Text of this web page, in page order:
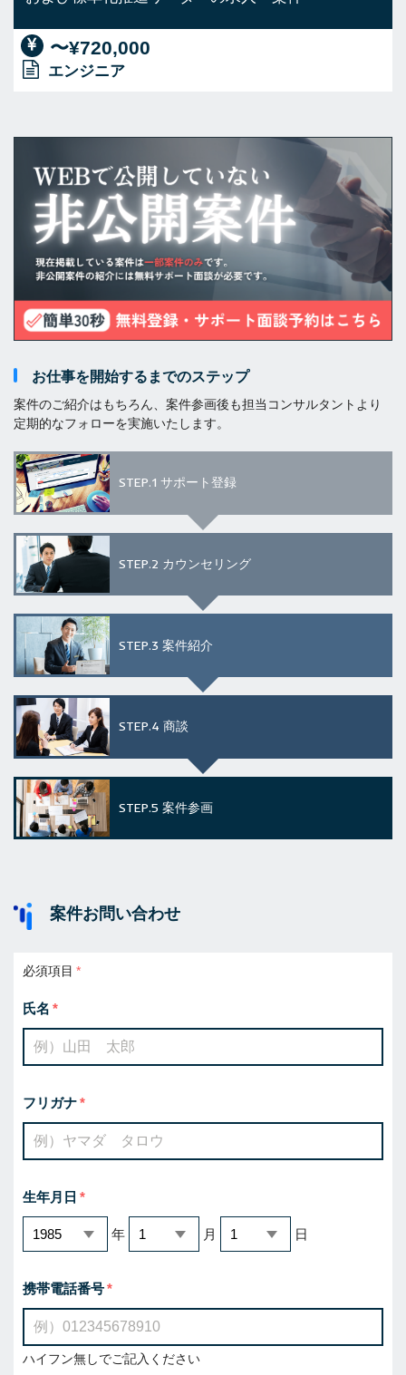
〜¥720,000
エンジニア
お仕事を開始するまでのステップ
案件のご紹介はもちろん、案件参画後も担当コンサルタントより
定期的なフォローを実施いたします。
STEP.1 サポート登録
STEP.2 カウンセリング
STEP.3 案件紹介
STEP.4 商談
STEP.5 案件参画
案件お問い合わせ
必須項目
氏名
フリガナ
生年月日
年 月 日
携帯電話番号
ハイフン無しでご記入ください